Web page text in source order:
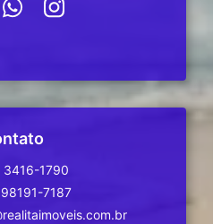
3416-1790
7187